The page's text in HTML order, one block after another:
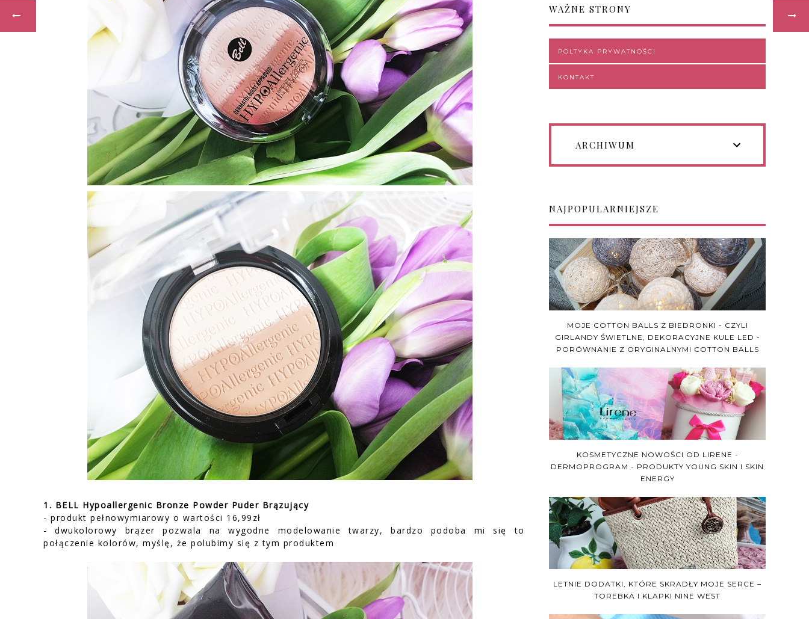
1. BELL Hypoallergenic Bronze Powder Puder Brązujący
- produkt pełnowymiarowy o wartości 16,99zł
- dwukolorowy brązer pozwala na wygodne modelowanie twarzy, bardzo podoba mi się to
połączenie kolorów, myślę, że polubimy się z tym produktem
WAŻNE STRONY
POLTYKA PRYWATNOŚCI
KONTAKT
ARCHIWUM
NAJPOPULARNIEJSZE
MOJE COTTON BALLS Z BIEDRONKI - CZYLI
GIRLANDY ŚWIETLNE, DEKORACYJNE KULE LED -
PORÓWNANIE Z ORYGINALNYMI COTTON BALLS
KOSMETYCZNE NOWOŚCI OD LIRENE -
DERMOPROGRAM - PRODUKTY YOUNG SKIN I SKIN
ENERGY
LETNIE DODATKI, KTÓRE SKRADŁY MOJE SERCE –
TOREBKA I KLAPKI NINE WEST